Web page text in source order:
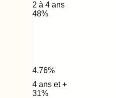
2 à 4 ans
48%
4.76%
4 ans et +
31%